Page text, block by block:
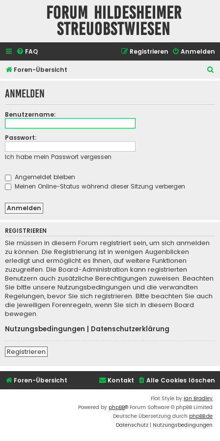
Forum Hildesheimer
Streuobstwiesen
FAQ Anmelden
Registrieren
Foren-Übersicht
h
Anmelden
Benutzername:
Passwort:
Ich habe mein Passwort vergessen
Angemeldet bleiben
Meinen Online-Status während dieser Sitzung verbergen
REGISTRIEREN
Sie müssen in diesem Forum registriert sein, um sich anmelden
zu können. Die Registrierung ist in wenigen Augenblicken
erledigt und ermöglicht es Ihnen, auf weitere Funktionen
zuzugreifen. Die Board-Administration kann registrierten
Benutzern auch zusätzliche Berechtigungen zuweisen. Beachten
Sie bitte unsere Nutzungsbedingungen und die verwandten
Regelungen, bevor Sie sich registrieren. Bitte beachten Sie auch
die jeweiligen Forenregeln, wenn Sie sich in diesem Board
bewegen.
Nutzungsbedingungen
Datenschutzerklärung
Registrieren
Foren-Übersicht Alle Cookies löschen
Kontakt
Flat Style by Ian Bradley
Powered by phpBB® Forum Software © phpBB Limited
Deutsche Übersetzung durch phpBB.de
Datenschutz | Nutzungsbedingungen